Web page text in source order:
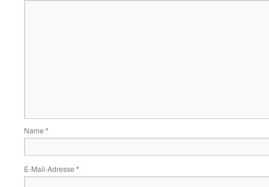
Name *
E-Mail-Adresse *